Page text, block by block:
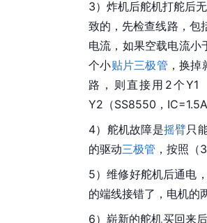
3）炸机后舵机打舵
致的，先检查线路，包
电流，如果空载电流
个小贴片三极管 ，换
路，则直接用2个Y1
Y2（SS8550，
4）舵机故障是摇臂只
的驱动三极管 ，按照（
5）维修好舵机后通电
的端线接错了，电机的
6）崭新的舵机买回来